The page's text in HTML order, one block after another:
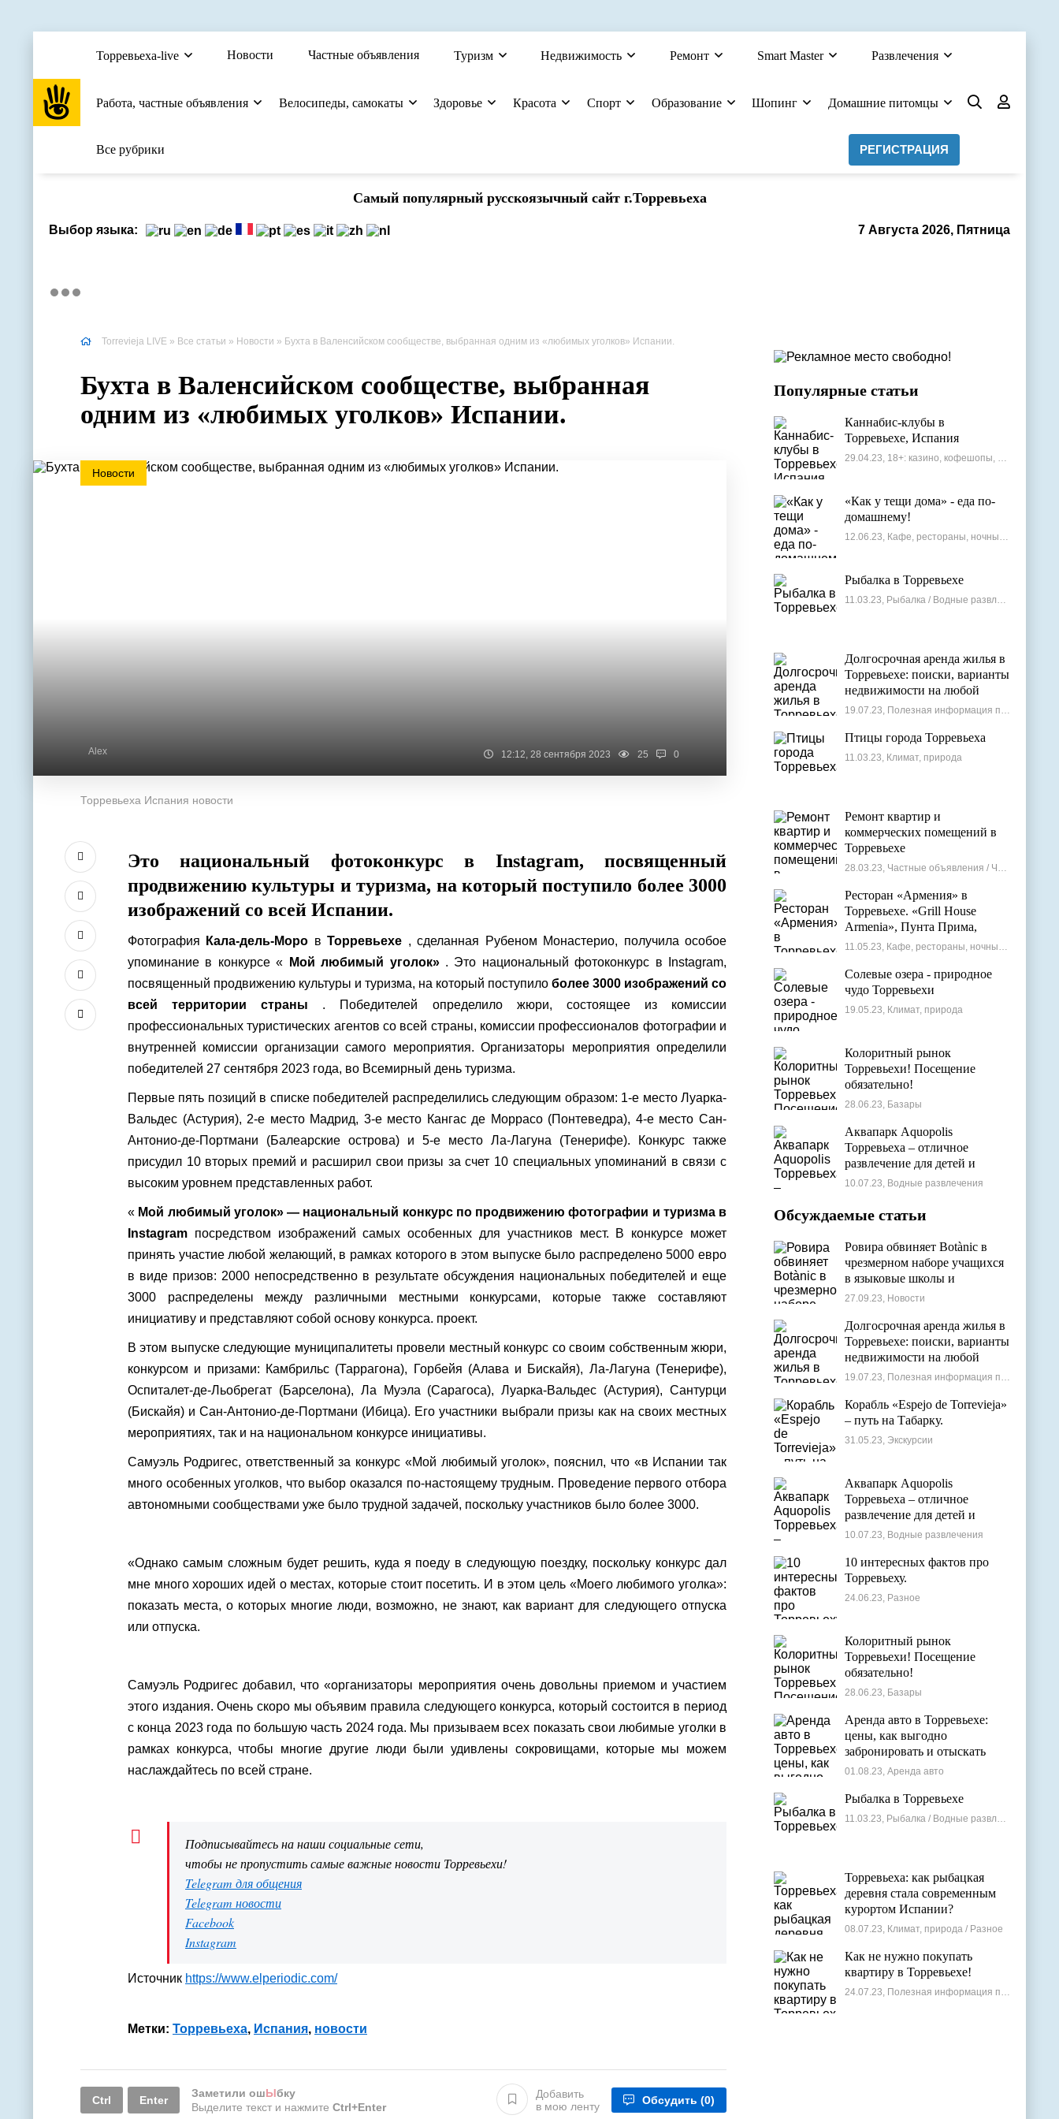
Торревьеха-live Новости Частные объявления Туризм Недвижимость Ремонт Smart Master Развлечения
Работа, частные объявления Велосипеды, самокаты Здоровье Красота Спорт Образование Шопинг Домашние питомцы
Все рубрики РЕГИСТРАЦИЯ
Cамый популярный русскоязычный сайт г.Торревьеха
7 Августа 2026, Пятница
Выбор языка:
Torrevieja LIVE » Все статьи » Новости » Бухта в Валенсийском сообществе, выбранная одним из «любимых уголков» Испании.
Бухта в Валенсийском сообществе, выбранная
одним из «любимых уголков» Испании.
Новости
Alex 12:12, 28 сентября 2023 25 0
Торревьеха Испания новости
Это национальный фотоконкурс в Instagram, посвященный
продвижению культуры и туризма, на который поступило более 3000
изображений со всей Испании.
Фотография Кала-дель-Моро вТорревьехе , сделанная Рубеном Монастерио, получила особое
упоминание в конкурсе «
Мой любимый уголок». Это национальный фотоконкурс в Instagram,
посвященный продвижению культуры и туризма, на который поступило более 3000 изображений со
всей территории страны . Победителей определило жюри, состоящее из комиссии
профессиональных туристических агентов со всей страны, комиссии профессионалов фотографии и
внутренней комиссии организации самого мероприятия. Организаторы мероприятия определили
победителей 27 сентября 2023 года, во Всемирный день туризма.
Первые пять позиций в списке победителей распределились следующим образом: 1-е место Луарка-
Вальдес (Астурия), 2-е место Мадрид, 3-е место Кангас де Моррасо (Понтеведра), 4-е место Сан-
Антонио-де-Портмани (Балеарские острова) и 5-е место Ла-Лагуна (Тенерифе). Конкурс также
присудил 10 вторых премий и расширил свои призы за счет 10 специальных упоминаний в связи с
высоким уровнем представленных работ.
« Мой любимый уголок» — национальный конкурс по продвижению фотографии и туризма в
Instagram посредством изображений самых особенных для участников мест. В конкурсе может
принять участие любой желающий, в рамках которого в этом выпуске было распределено 5000 евро
в виде призов: 2000 непосредственно в результате обсуждения национальных победителей и еще
3000 распределены между различными местными конкурсами, которые также составляют
инициативу и представляют собой основу конкурса. проект.
В этом выпуске следующие муниципалитеты провели местный конкурс со своим собственным жюри,
конкурсом и призами: Камбрильс (Таррагона), Горбейя (Алава и Бискайя), Ла-Лагуна (Тенерифе),
Оспиталет-де-Льобрегат (Барселона), Ла Муэла (Сарагоса), Луарка-Вальдес (Астурия), Сантурци
(Бискайя) и Сан-Антонио-де-Портмани (Ибица). Его участники выбрали призы как на своих местных
мероприятиях, так и на национальном конкурсе инициативы.
Самуэль Родригес, ответственный за конкурс «Мой любимый уголок», пояснил, что «в Испании так
много особенных уголков, что выбор оказался по-настоящему трудным. Проведение первого отбора
автономными сообществами уже было трудной задачей, поскольку участников было более 3000.
«Однако самым сложным будет решить, куда я поеду в следующую поездку, поскольку конкурс дал
мне много хороших идей о местах, которые стоит посетить. И в этом цель «Моего любимого уголка»:
показать места, о которых многие люди, возможно, не знают, как вариант для следующего отпуска
или отпуска.
Самуэль Родригес добавил, что «организаторы мероприятия очень довольны приемом и участием
этого издания. Очень скоро мы объявим правила следующего конкурса, который состоится в период
с конца 2023 года по большую часть 2024 года. Мы призываем всех показать свои любимые уголки в
рамках конкурса, чтобы многие другие люди были удивлены сокровищами, которые мы можем
наслаждайтесь по всей стране.
Подписывайтесь на наши социальные сети,
чтобы не пропустить самые важные новости Торревьехи!
Telegram для общения
Telegram новости
Facebook
Instagram
Источник https://www.elperiodic.com/
Метки: Торревьеха, Испания, новости
Ctrl Enter
Заметили ошЫбку
Выделите текст и нажмите Ctrl+Enter
Добавить
в мою ленту
Обсудить (0)
Популярные статьи
Каннабис-клубы в
Торревьехе, Испания
29.04.23, 18+: казино, кофешопы, стрип-бары
«Как у тещи дома» - еда по-
домашнему!
12.06.23, Кафе, рестораны, ночные клубы
Рыбалка в Торревьехе
11.03.23, Рыбалка / Водные развлечения
Долгосрочная аренда жилья в
Торревьехе: поиски, варианты
недвижимости на любой
бюджет
19.07.23, Полезная информация по недвижимости
Птицы города Торревьеха
11.03.23, Климат, природа
Ремонт квартир и
коммерческих помещений в
Торревьехе
28.03.23, Частные объявления / Частные мастера
Ресторан «Армения» в
Торревьехе. «Grill House
Armenia», Пунта Прима,
Испания
11.05.23, Кафе, рестораны, ночные клубы
Солевые озера - природное
чудо Торревьехи
19.05.23, Климат, природа
Колоритный рынок
Торревьехи! Посещение
обязательно!
28.06.23, Базары
Аквапарк Aquopolis
Торревьеха – отличное
развлечение для детей и
взрослых
10.07.23, Водные развлечения
Обсуждаемые статьи
Ровира обвиняет Botànic в
чрезмерном наборе учащихся
в языковые школы и
проблемах с ассигнованиями
27.09.23, Новости
Долгосрочная аренда жилья в
Торревьехе: поиски, варианты
недвижимости на любой
бюджет
19.07.23, Полезная информация по недвижимости
Корабль «Espejo de Torrevieja»
– путь на Табарку.
31.05.23, Экскурсии
Аквапарк Aquopolis
Торревьеха – отличное
развлечение для детей и
взрослых
10.07.23, Водные развлечения
10 интересных фактов про
Торревьеху.
24.06.23, Разное
Колоритный рынок
Торревьехи! Посещение
обязательно!
28.06.23, Базары
Аренда авто в Торревьехе:
цены, как выгодно
забронировать и отыскать
лучшие варианты
01.08.23, Аренда авто
Рыбалка в Торревьехе
11.03.23, Рыбалка / Водные развлечения
Торревьеха: как рыбацкая
деревня стала современным
курортом Испании?
08.07.23, Климат, природа / Разное
Как не нужно покупать
квартиру в Торревьехе!
24.07.23, Полезная информация по недвижимости